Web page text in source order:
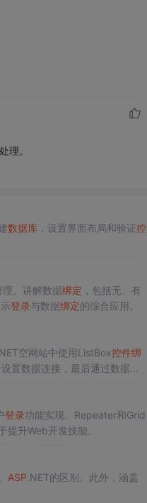
理。
数据库，设置界面布局和验证控
。讲解数据绑定 ，包括无、有
登录与数据绑定的综合应用。
.NET空网站中使用ListBox控件绑
置数据连接，最后通过数据源
登录功能实现、Repeater和Grid
升Web开发技能。
ASP .NET的区别。此外，涵盖